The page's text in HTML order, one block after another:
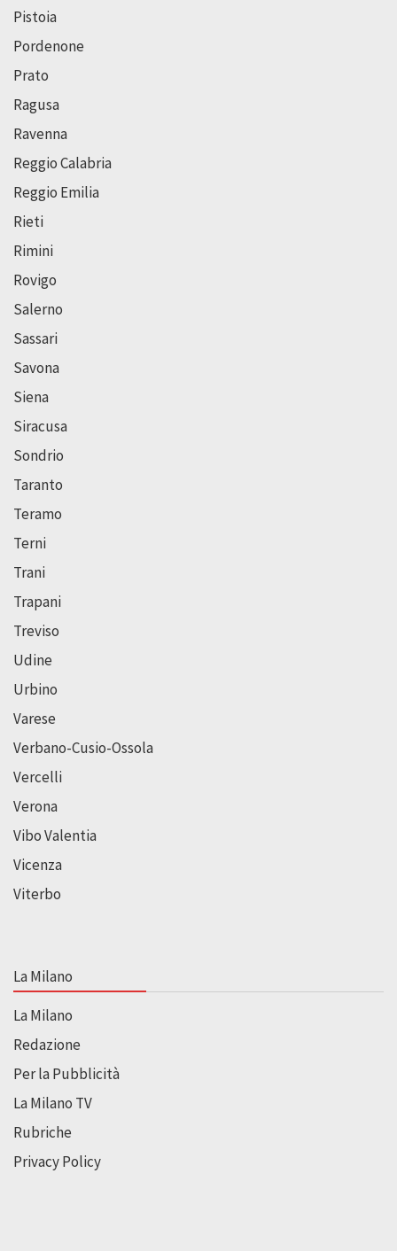
Pistoia
Pordenone
Prato
Ragusa
Ravenna
Reggio Calabria
Reggio Emilia
Rieti
Rimini
Rovigo
Salerno
Sassari
Savona
Siena
Siracusa
Sondrio
Taranto
Teramo
Terni
Trani
Trapani
Treviso
Udine
Urbino
Varese
Verbano-Cusio-Ossola
Vercelli
Verona
Vibo Valentia
Vicenza
Viterbo
La Milano
La Milano
Redazione
Per la Pubblicità
La Milano TV
Rubriche
Privacy Policy